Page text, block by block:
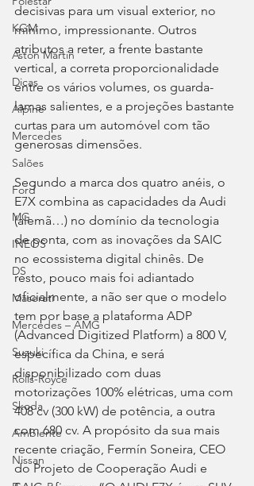
KGM
Aston Martin
Dicas
Alpine
Mercedes
Salões
Ford
MG
INEOS
DS
Maserati
Mercedes – AMG
Suzuki
Rolls-Royce
Skoda
Ambiente
Nissan
decisivas para um visual exterior, no
mínimo, impressionante. Outros
atributos a reter, a frente bastante
vertical, a correta proporcionalidade
entre os vários volumes, os guarda-
lamas salientes, e a projeções bastante
curtas para um automóvel com tão
generosas dimensões.
Segundo a marca dos quatro anéis, o
E7X combina as capacidades da Audi
(alemã…) no domínio da tecnologia
de ponta, com as inovações da SAIC
no ecossistema digital chinês. De
resto, pouco mais foi adiantado
oficialmente, a não ser que o modelo
tem por base a plataforma ADP
(Advanced Digitized Platform) a 800 V,
específica da China, e será
disponibilizado com duas
motorizações 100% elétricas, uma com
408 cv (300 kW) de potência, a outra
com 680 cv. A propósito da sua mais
recente criação, Fermín Soneira, CEO
do Projeto de Cooperação Audi e